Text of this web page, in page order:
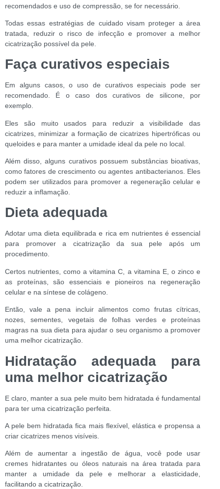
recomendados e uso de compressão, se for necessário.
Todas essas estratégias de cuidado visam proteger a área
tratada, reduzir o risco de infecção e promover a melhor
cicatrização possível da pele.
Faça curativos especiais
Em alguns casos, o uso de curativos especiais pode ser
recomendado. É o caso dos curativos de silicone, por
exemplo.
Eles são muito usados para reduzir a visibilidade das
cicatrizes, minimizar a formação de cicatrizes hipertróficas ou
queloides e para manter a umidade ideal da pele no local.
Além disso, alguns curativos possuem substâncias bioativas,
como fatores de crescimento ou agentes antibacterianos. Eles
podem ser utilizados para promover a regeneração celular e
reduzir a inflamação.
Dieta adequada
Adotar uma dieta equilibrada e rica em nutrientes é essencial
para promover a cicatrização da sua pele após um
procedimento.
Certos nutrientes, como a vitamina C, a vitamina E, o zinco e
as proteínas, são essenciais e pioneiros na regeneração
celular e na síntese de colágeno.
Então, vale a pena incluir alimentos como frutas cítricas,
nozes, sementes, vegetais de folhas verdes e proteínas
magras na sua dieta para ajudar o seu organismo a promover
uma melhor cicatrização.
Hidratação adequada
para
uma melhor cicatrização
E claro, manter a sua pele muito bem hidratada é fundamental
para ter uma cicatrização perfeita.
A pele bem hidratada fica mais flexível, elástica e propensa a
criar cicatrizes menos visíveis.
Além de aumentar a ingestão de água, você pode usar
cremes hidratantes ou óleos naturais na área tratada para
manter a umidade da pele e melhorar a elasticidade,
facilitando a cicatrização.